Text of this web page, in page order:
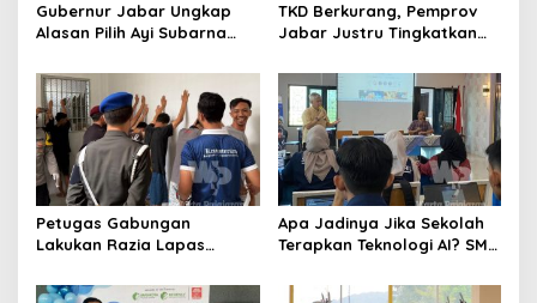
Gubernur Jabar Ungkap
Alasan Pilih Ayi Subarna
BJB
TKD Berkurang, Pemprov
Jabar Justru Tingkatkan
Dua Kali Lipat
Petugas Gabungan
Lakukan Razia Lapas
Narkotika Dimusnahkan
Apa Jadinya Jika Sekolah
Terapkan Teknologi AI? SMK
Masa Depan